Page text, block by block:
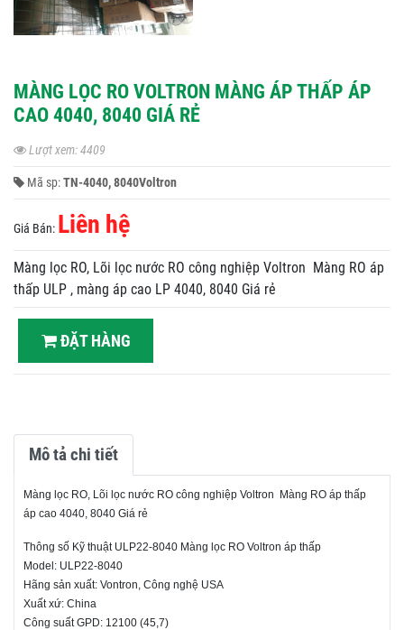
MÀNG LỌC RO VOLTRON MÀNG ÁP THẤP ÁP
CAO 4040, 8040 GIÁ RẺ
Lượt xem: 4409
Mã sp:TN-4040, 8040Voltron
Giá Bán: Liên hệ
Màng lọc RO, Lõi lọc nước RO công nghiệp Voltron Màng RO áp
thấp ULP , màng áp cao LP 4040, 8040 Giá rẻ
ĐẶT HÀNG
Mô tả chi tiết
Màng lọc RO, Lõi lọc nước RO công nghiệp Voltron Màng RO áp thấp
áp cao 4040, 8040 Giá rẻ
Thông số Kỹ thuật ULP22-8040 Màng lọc RO Voltron áp thấp
Model: ULP22-8040
Hãng sản xuất: Vontron, Công nghệ USA
Xuất xứ: China
Công suất GPD: 12100 (45,7)